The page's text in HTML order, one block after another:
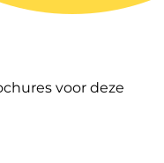
voor deze